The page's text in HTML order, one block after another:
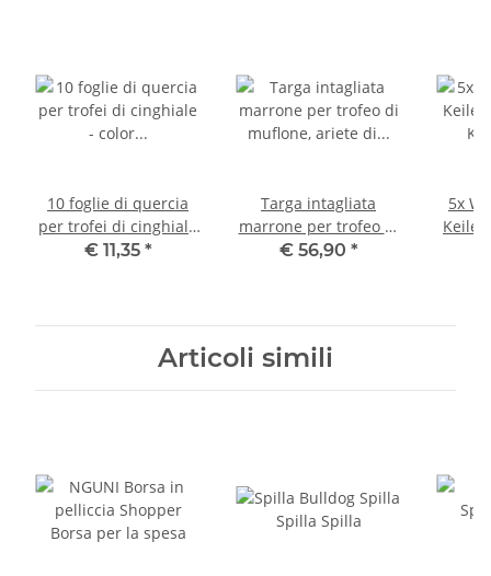
10 foglie di quercia
per trofei di cinghiale
- color argento -
€ 11,35 *
Targa intagliata
marrone per trofeo di
muflone, ariete di
€ 56,90 *
5x
Articoli simili